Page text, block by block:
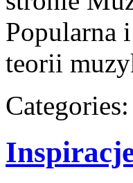
Popularna
teorii
Categories: